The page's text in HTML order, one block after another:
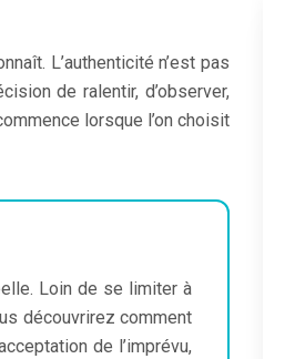
L’authenticité n’est pas
de ralentir, d’observer,
lorsque l’on choisit
Loin de se limiter à
découvrirez comment
de l’imprévu,